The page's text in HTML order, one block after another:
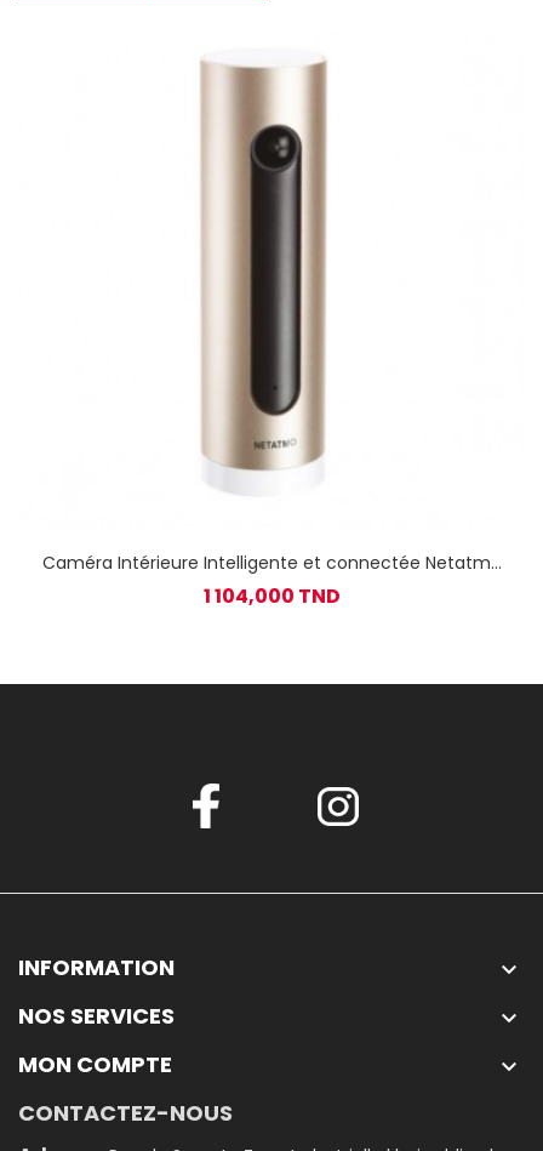
Caméra Intérieure Intelligente et connectée Netatmo
avec reconnaissance faciale et alerte sur smartphone
- alu/or
1 104,000 TND
INFORMATION 
NOS SERVICES 
MON COMPTE 
CONTACTEZ-NOUS